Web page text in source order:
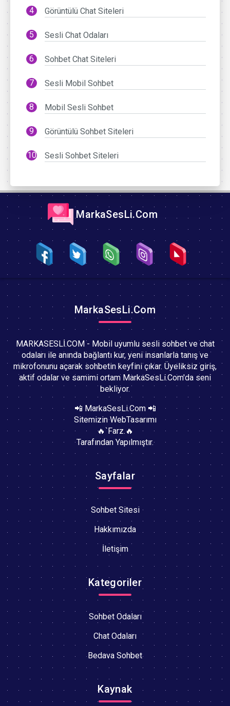
Görüntülü Chat Siteleri
Sesli Chat Odaları
Sohbet Chat Siteleri
Sesli Mobil Sohbet
Mobil Sesli Sohbet
Görüntülü Sohbet Siteleri
Sesli Sohbet Siteleri
MarkaSesLi.Com
MarkaSesLi.Com
MARKASESLİ.COM - Mobil uyumlu sesli sohbet ve chat
odaları ile anında bağlantı kur, yeni insanlarla tanış ve
mikrofonunu açarak sohbetin keyfini çıkar. Üyeliksiz giriş,
aktif odalar ve samimi ortam MarkaSesLi.Com'da seni
bekliyor.
📲 MarkaSesLi.Com 📲
Sitemizin WebTasarımı
🔥`Farz.🔥
Tarafından Yapılmıştır.
Sayfalar
Sohbet Sitesi
Hakkımızda
İletişim
Kategoriler
Sohbet Odaları
Chat Odaları
Bedava Sohbet
Kaynak